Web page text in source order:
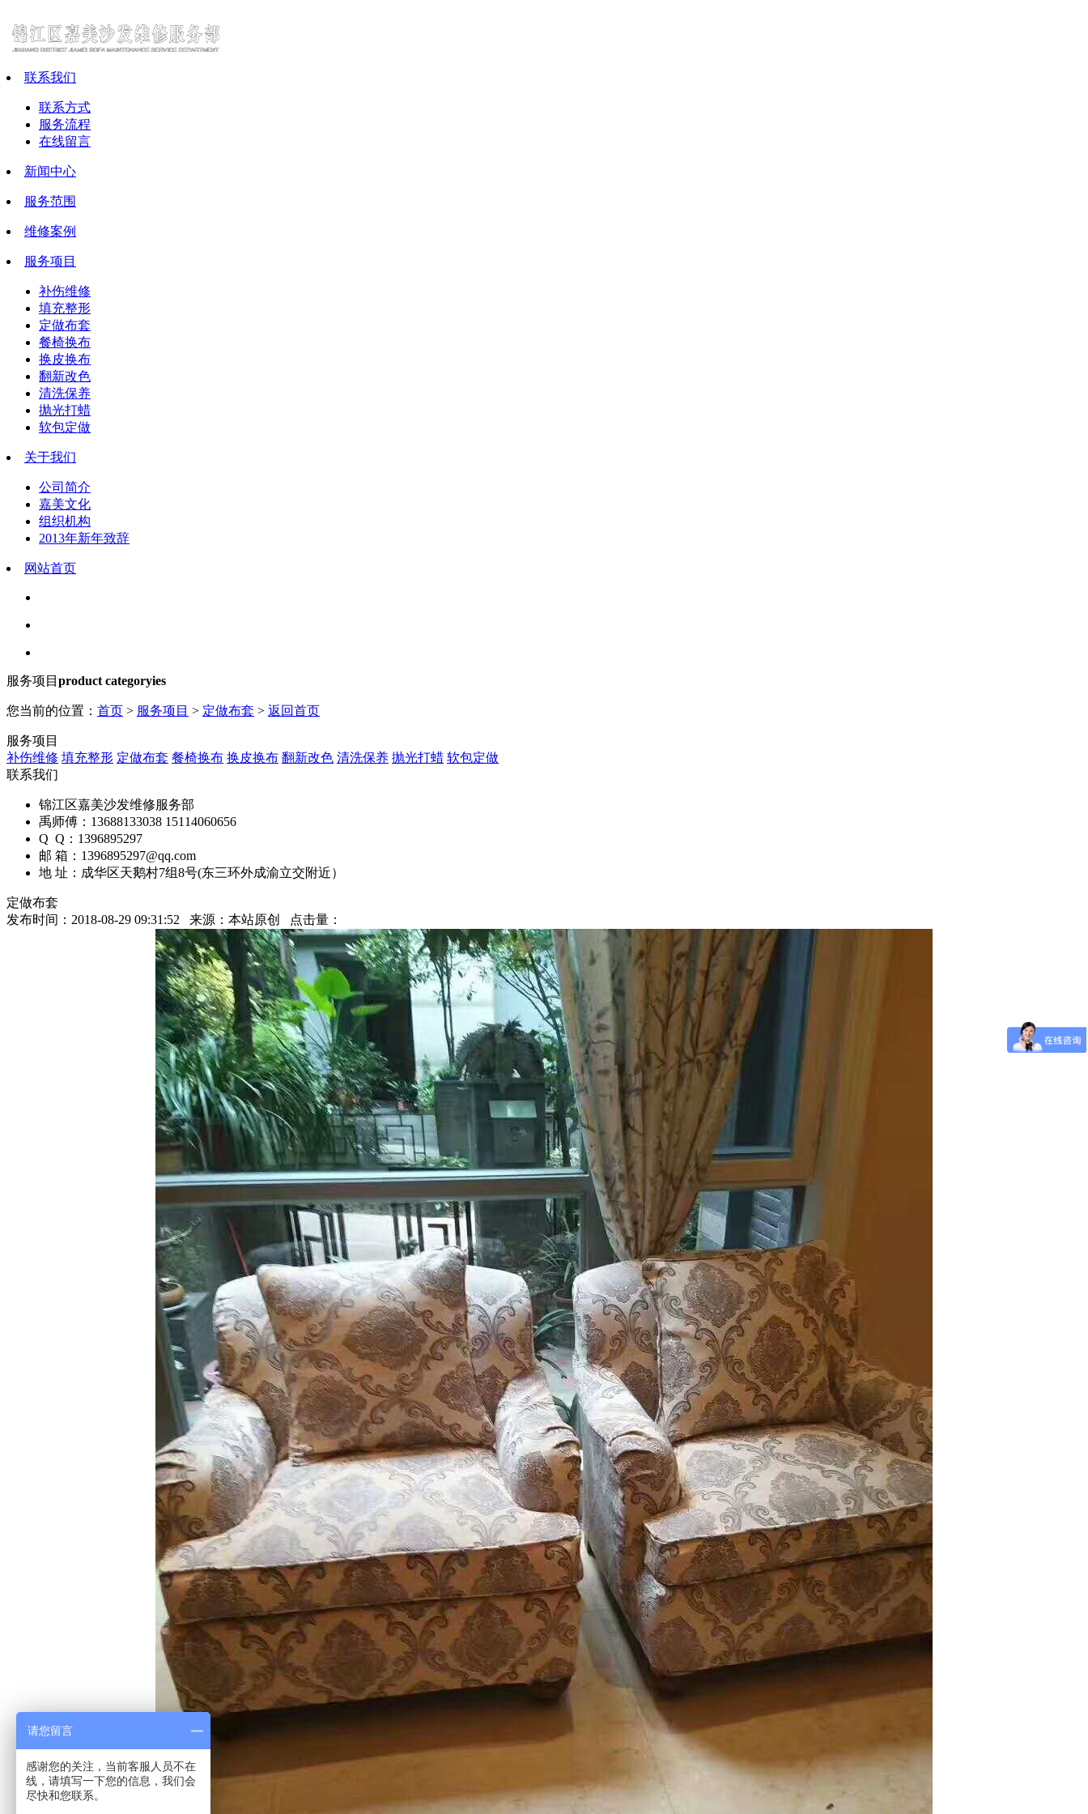
联系我们
联系方式
服务流程
在线留言
新闻中心
服务范围
维修案例
服务项目
补伤维修
填充整形
定做布套
餐椅换布
换皮换布
翻新改色
清洗保养
抛光打蜡
软包定做
关于我们
公司简介
嘉美文化
组织机构
2013年新年致辞
网站首页
服务项目 product categoryies
您当前的位置： 首页 > 服务项目 > 定做布套 > 返回首页
服务项目
补伤维修 填充整形 定做布套 餐椅换布 换皮换布 翻新改色 清洗保养 抛光打蜡 软包定做
联系我们
锦江区嘉美沙发维修服务部
禹师傅： 13688133038 15114060656
Q Q： 1396895297
邮 箱： 1396895297@qq.com
地 址： 成华区天鹅村7组8号(东三环外成渝立交附近）
定做布套
发布时间：2018-08-29 09:31:52 来源：本站原创 点击量：
请您留言
感谢您的关注，当前客服人员不在
线，请填写一下您的信息，我们会
尽快和您联系。